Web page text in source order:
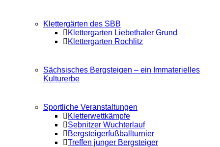
Klettergärten des SBB
Klettergarten Liebethaler Grund
Klettergarten Rochlitz
Sächsisches Bergsteigen – ein Immaterielles
Kulturerbe
Sportliche Veranstaltungen
Kletterwettkämpfe
Sebnitzer Wuchterlauf
Bergsteigerfußballturnier
Treffen junger Bergsteiger